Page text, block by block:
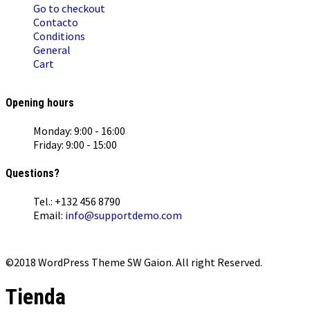
Go to checkout
Contacto
Conditions
General
Cart
Opening hours
Monday: 9:00 - 16:00
Friday: 9:00 - 15:00
Questions?
Tel.: +132 456 8790
Email: info@supportdemo.com
©2018 WordPress Theme SW Gaion. All right Reserved.
Tienda